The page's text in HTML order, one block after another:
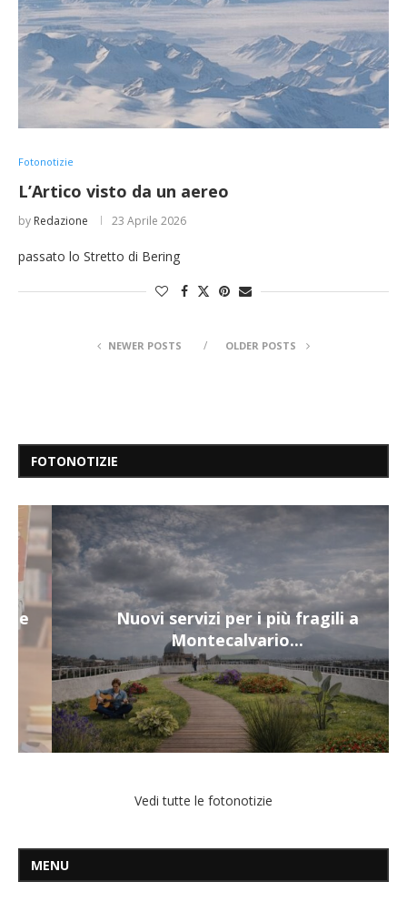
Fotonotizie
L’Artico visto da un aereo
by Redazione 23 Aprile 2026
passato lo Stretto di Bering
NEWER POSTS OLDER POSTS
FOTONOTIZIE
Nuovi servizi per i più fragili a
Montecalvario...
Vedi tutte le fotonotizie
MENU